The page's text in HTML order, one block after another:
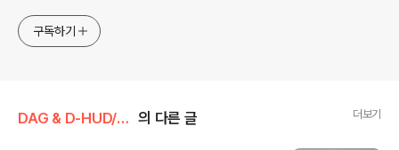
구독하기
DAG & D-HUD/D-HUD 의 다른 글 더보기